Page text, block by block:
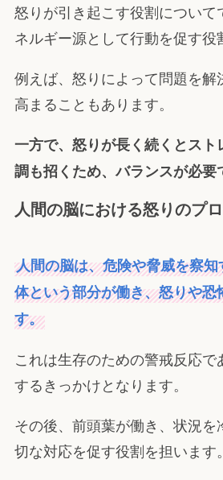
怒りが引き起こす役割について
ネルギー源として行動を促す役
例えば、怒りによって問題を解
高まることもあります。
一方で、怒りが長く続くとスト
調も招くため、バランスが必要
人間の脳における怒りのプ
人間の脳は、危険や脅威を察
体という部分が働き、怒りや恐
す。
これは生存のための警戒反応で
するきっかけとなります。
その後、前頭葉が働き、状況を
切な対応を促す役割を担います。